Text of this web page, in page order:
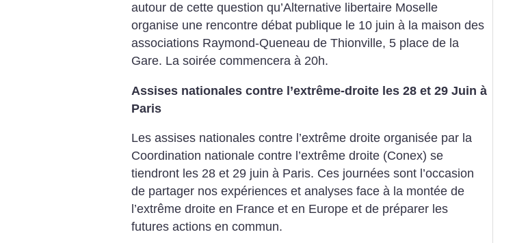
autour de cette question qu’Alternative libertaire Moselle
organise une rencontre débat publique le 10 juin à la maison des
associations Raymond-Queneau de Thionville, 5 place de la
Gare. La soirée commencera à 20h.
Assises nationales contre l’extrême-droite les 28 et 29 Juin à
Paris
Les assises nationales contre l’extrême droite organisée par la
Coordination nationale contre l’extrême droite (Conex) se
tiendront les 28 et 29 juin à Paris. Ces journées sont l’occasion
de partager nos expériences et analyses face à la montée de
l’extrême droite en France et en Europe et de préparer les
futures actions en commun.